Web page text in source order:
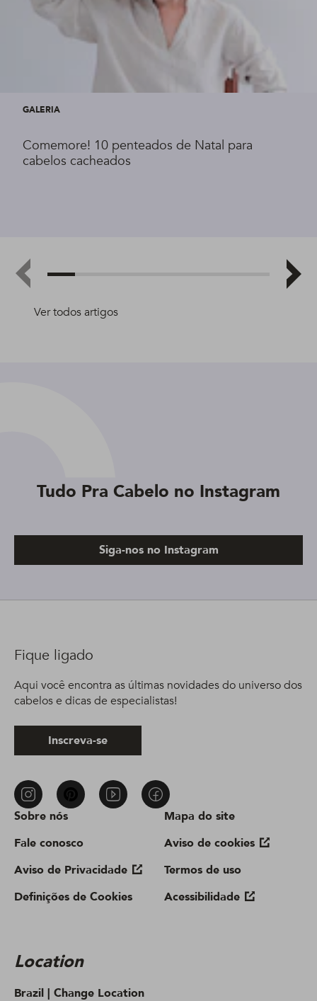
Ver todos artigos
GALERIA
Comemore! 10 penteados de Natal para
cabelos cacheados
Tudo Pra Cabelo no Instagram
Siga-nos no Instagram
Sobre nós
Fale conosco
Aviso de Privacidade
Definições de Cookies
Mapa do site
Aviso de cookies
Termos de uso
Acessibilidade
Location
Brazil | Change Location
Fique ligado
Aqui você encontra as últimas novidades do universo dos
cabelos e dicas de especialistas!
Inscreva-se